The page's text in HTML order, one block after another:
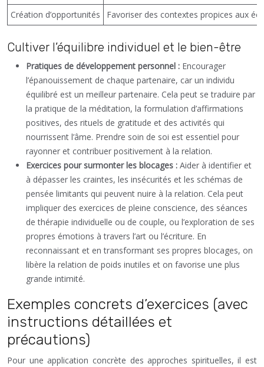
Création d’opportunités
Favoriser des contextes propices aux
Cultiver l’équilibre individuel et le bien-être
Pratiques de développement personnel : Encourager
l’épanouissement de chaque partenaire, car un individu
équilibré est un meilleur partenaire. Cela peut se traduire par
la pratique de la méditation, la formulation d’affirmations
positives, des rituels de gratitude et des activités qui
nourrissent l’âme. Prendre soin de soi est essentiel pour
rayonner et contribuer positivement à la relation.
Exercices pour surmonter les blocages : Aider à identifier et
à dépasser les craintes, les insécurités et les schémas de
pensée limitants qui peuvent nuire à la relation. Cela peut
impliquer des exercices de pleine conscience, des séances
de thérapie individuelle ou de couple, ou l’exploration de ses
propres émotions à travers l’art ou l’écriture. En
reconnaissant et en transformant ses propres blocages, on
libère la relation de poids inutiles et on favorise une plus
grande intimité.
Exemples concrets d’exercices (avec
instructions détaillées et
précautions)
Pour une application concrète des approches spirituelles, il est